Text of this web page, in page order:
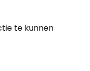
te kunnen